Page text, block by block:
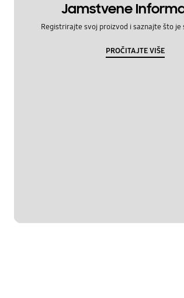
Jamstvene
Registrirajte svoj proizvod i saznajte što je
PROČITAJTE VIŠE